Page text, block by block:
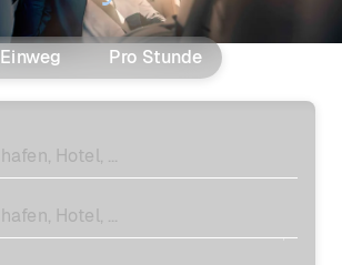
Einweg Pro Stunde